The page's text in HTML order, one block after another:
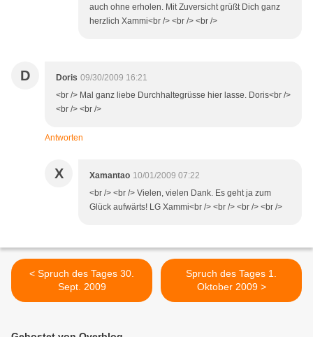
auch ohne erholen. Mit Zuversicht grüßt Dich ganz
herzlich Xammi<br /> <br /> <br />
D Doris 09/30/2009 16:21
<br /> Mal ganz liebe Durchhaltegrüsse hier lasse. Doris<br />
<br /> <br />
Antworten
X Xamantao 10/01/2009 07:22
<br /> <br /> Vielen, vielen Dank. Es geht ja zum
Glück aufwärts! LG Xammi<br /> <br /> <br /> <br />
< Spruch des Tages 30.
Sept. 2009
Spruch des Tages 1.
Oktober 2009 >